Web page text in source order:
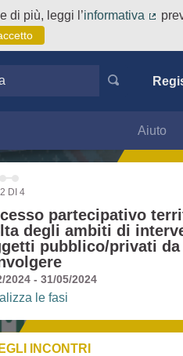
di più, leggi l’informativa
Aiuto
DI 4
partecipativo
degli ambiti di
pubblico/privati da
2024 - 31/05/2024
le fasi
INCONTRI